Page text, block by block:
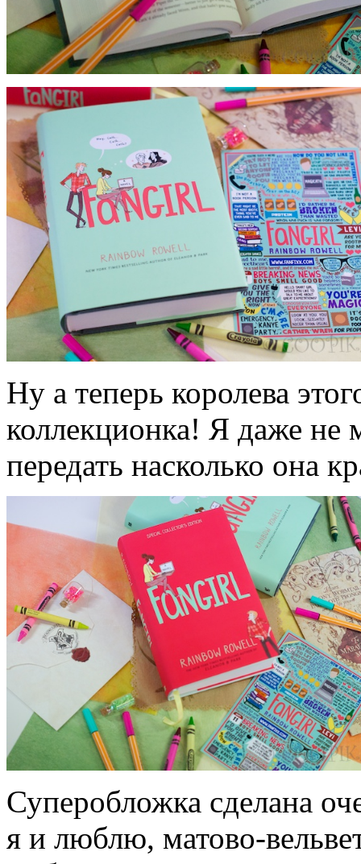
Ну а теперь королева
коллекционка! Я даже не
передать насколько она
Суперобложка сделана
я и люблю, матово-